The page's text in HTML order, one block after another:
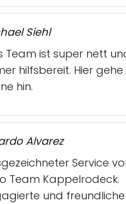
Siehl
Team ist super nett
hilfsbereit. Hier gehe
hin.
Alvarez
Service
Team Kappelrodeck.
und freundliche